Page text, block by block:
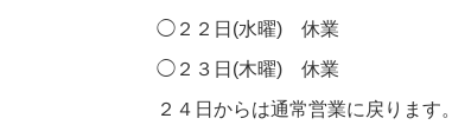
◯２２日(水曜) 休業
◯２３日(木曜) 休業
２４日からは通常営業に戻ります。